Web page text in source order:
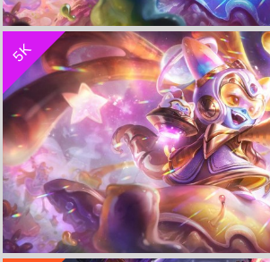
太空律动-璐璐《英雄联盟LOL》 4K
5K